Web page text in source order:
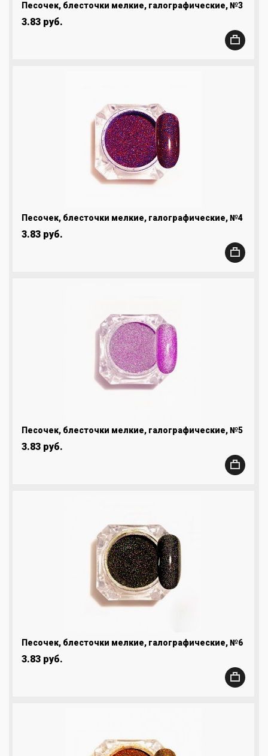
Песочек, блесточки мелкие, галографические, №3
3.83 руб.
Песочек, блесточки мелкие, галографические, №4
3.83 руб.
Песочек, блесточки мелкие, галографические, №5
3.83 руб.
Песочек, блесточки мелкие, галографические, №6
3.83 руб.